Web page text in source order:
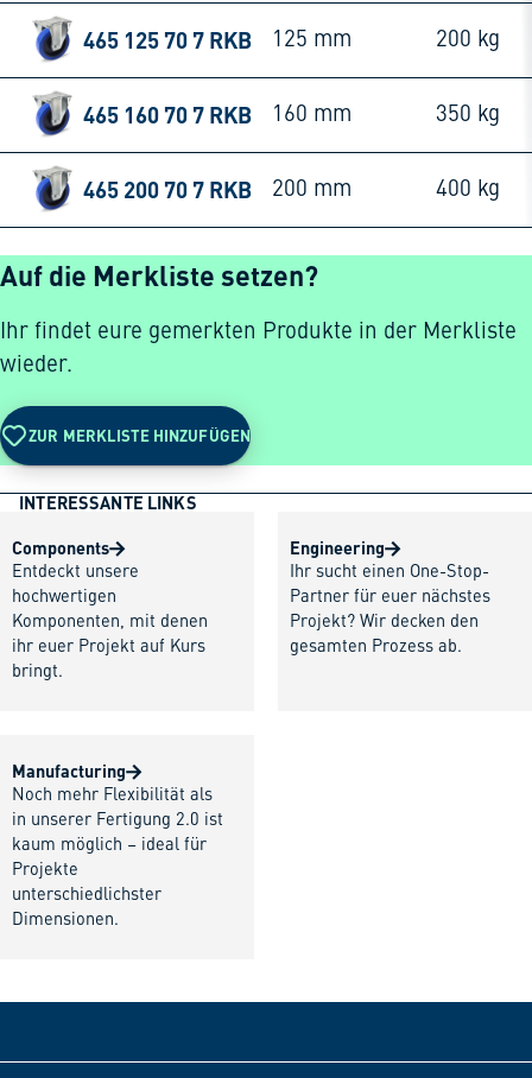
465 125 70 7 RKB 125 mm 200 kg
465 160 70 7 RKB 160 mm 350 kg
465 200 70 7 RKB 200 mm 400 kg
Auf die Merkliste setzen?
Ihr findet eure gemerkten Produkte in der Merkliste
wieder.
ZUR MERKLISTE HINZUFÜGEN
INTERESSANTE LINKS
Components
Entdeckt unsere
hochwertigen
Komponenten, mit denen
ihr euer Projekt auf Kurs
bringt.
Engineering
Ihr sucht einen One-Stop-
Partner für euer nächstes
Projekt? Wir decken den
gesamten Prozess ab.
Manufacturing
Noch mehr Flexibilität als
in unserer Fertigung 2.0 ist
kaum möglich – ideal für
Projekte
unterschiedlichster
Dimensionen.